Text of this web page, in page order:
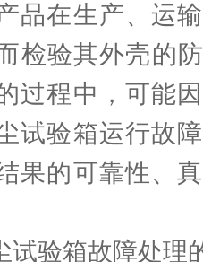
品在生产、运
检验其外壳的
过程中，可能
试验箱运行故
果的可靠性、
验箱故障处理